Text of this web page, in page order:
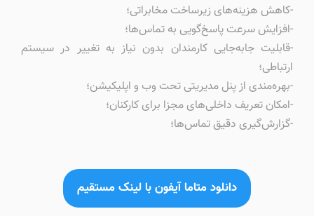
-کاهش هزینه‌های زیرساخت مخابراتی؛
-افزایش سرعت پاسخ‌گویی به تماس‌ها؛
-قابلیت جابه‌جایی کارمندان بدون نیاز به تغییر در سیستم
ارتباطی؛
-بهره‌مندی از پنل مدیریتی تحت وب و اپلیکیشن؛
-امکان تعریف داخلی‌های مجزا برای کارکنان؛
-گزارش‌گیری دقیق تماس‌ها؛
دانلود متاما آیفون با لینک مستقیم